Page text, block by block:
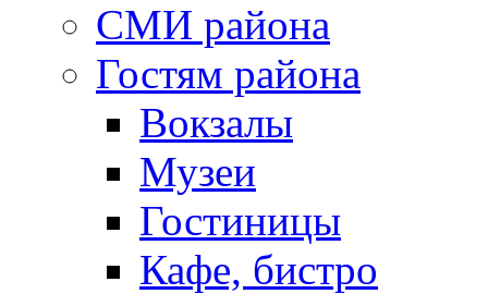
СМИ района
Гостям района
Вокзалы
Музеи
Гостиницы
Кафе, бистро